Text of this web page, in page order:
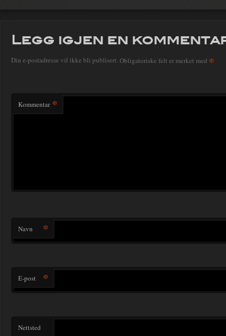
Legg igjen en
Din e-postadresse vil ikke bli publisert. Obligatoriske felt er merket med *
Kommentar *
Navn *
E-post *
Nettsted